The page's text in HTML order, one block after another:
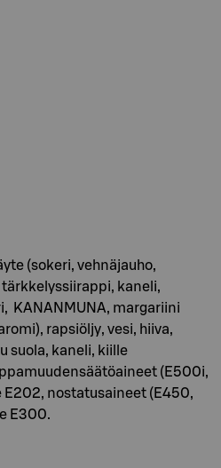
(sokeri, vehnäjauho,
kaneli,
KANANMUNA, margariini
rapsiöljy, vesi, hiiva,
suola, kaneli, kiille
(E500i,
E202, nostatusaineet (E450,
E300.